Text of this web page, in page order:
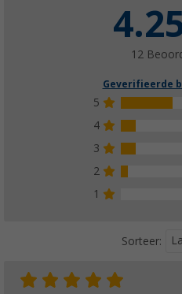
12
Geverifieerde
5
4
3
2
1
Sorteer: